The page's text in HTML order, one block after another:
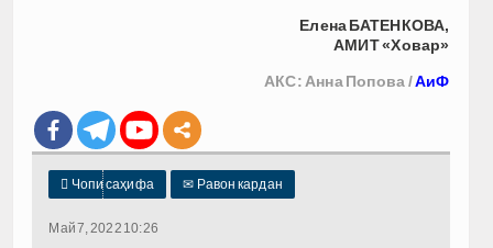
Елена БАТЕНКОВА,
АМИТ «Ховар»
АКС: Анна Попова /АиФ
 Чопи саҳифа ✉ Равон кардан
Май 7, 2022 10:26